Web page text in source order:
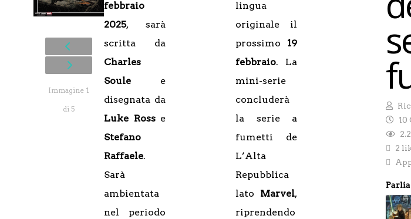
10
2
lingua
originale il
prossimo 19
febbraio. La
mini-serie
concluderà
la serie a
fumetti de
L’Alta
Repubblica
lato Marvel,
riprendendo
febbraio
2025, sarà
scritta da
Charles
Soule e
disegnata da
Luke Rosse
Stefano
Raffaele.
Sarà
ambientata
nel periodo
Immagine 1
di 5